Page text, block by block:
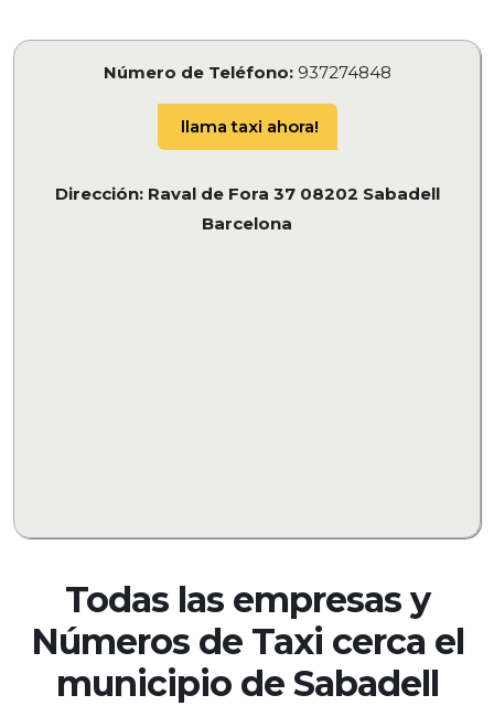
Número de Teléfono:937274848
llama taxi ahora!
Dirección: Raval de Fora 37 08202 Sabadell
Barcelona
Todas las empresas y
Números de Taxi cerca el
municipio de Sabadell